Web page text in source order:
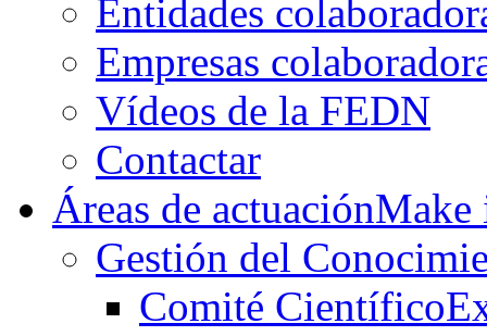
Entidades
Empresas
Vídeos de la FEDN
Contactar
Áreas de actuación
Gestión del
Comité Científico